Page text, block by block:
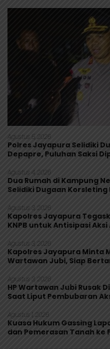
Agustus 5, 2026
Polres Jayapura Selidiki
Depapre, Puluhan Saksi
Agustus 4, 2026
Dua Rumah di Kampung
Selidiki Dugaan Korsleting
Agustus 3, 2026
Kapolres Jayapura
KNPB untuk Antisipasi
Agustus 3, 2026
Kapolres Jayapura Minta
Wartawan Jubi, Siap
Agustus 3, 2026
HP Wartawan Jubi Rusak
Saat Liput Pembubaran
Agustus 1, 2026
Kuasa Hukum Gassing
dan Pemerasan Tanah ke